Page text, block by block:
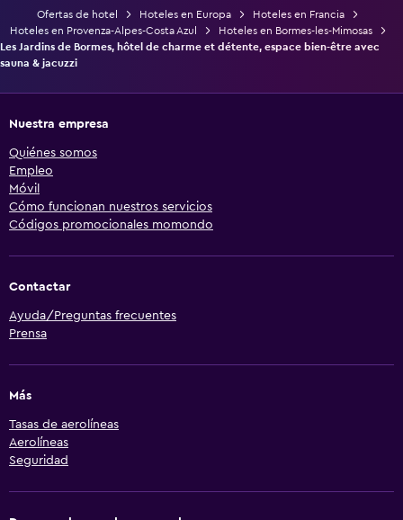
Ofertas de hotel Hoteles en Europa
Hoteles en Francia
Hoteles en Provenza-Alpes-Costa Azul
Hoteles en Bormes-les-Mimosas
Les Jardins de Bormes, hôtel de charme et détente, espace bien-être avec
sauna & jacuzzi
Nuestra empresa
Quiénes somos
Empleo
Móvil
Cómo funcionan nuestros servicios
Códigos promocionales momondo
Contactar
Ayuda/Preguntas frecuentes
Prensa
Más
Tasas de aerolíneas
Aerolíneas
Seguridad